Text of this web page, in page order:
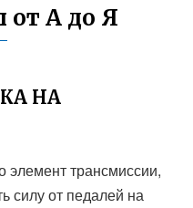
от А до Я
НА
элемент трансмиссии,
силу от педалей на